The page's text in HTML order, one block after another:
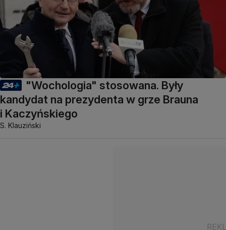
"Wochologia" stosowana. Były
kandydat na prezydenta w grze Brauna
i Kaczyńskiego
S. Klauziński